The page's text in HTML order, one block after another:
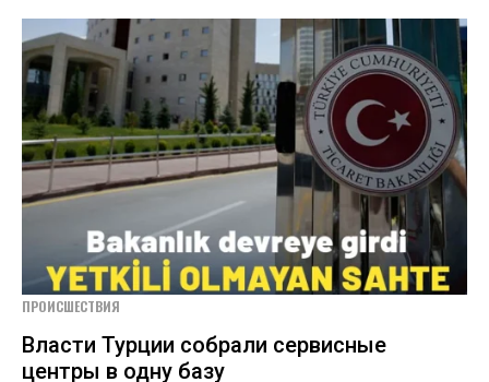
ПРОИСШЕСТВИЯ
Власти Турции собрали сервисные
центры в одну базу